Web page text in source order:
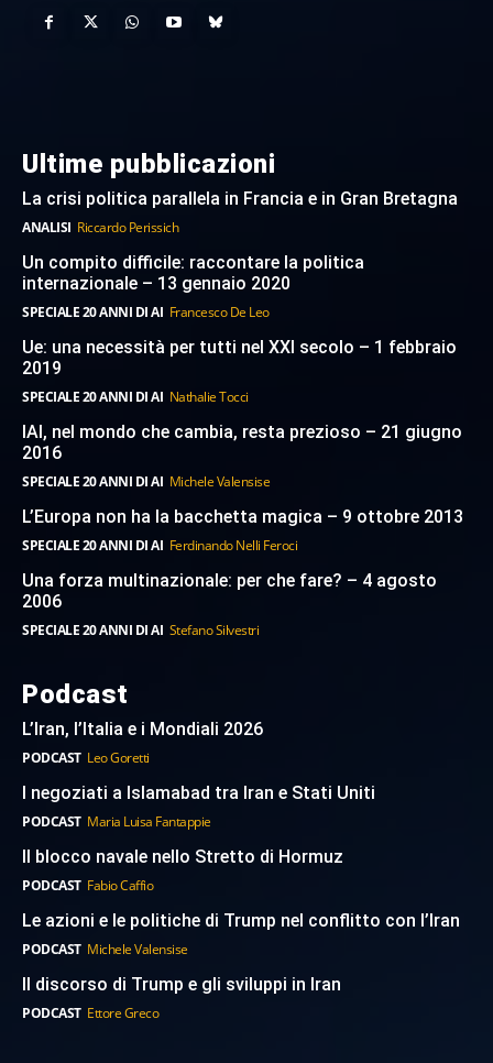
Ultime pubblicazioni
La crisi politica parallela in Francia e in Gran Bretagna
ANALISI Riccardo Perissich
Un compito difficile: raccontare la politica
internazionale – 13 gennaio 2020
SPECIALE 20 ANNI DI AI Francesco De Leo
Ue: una necessità per tutti nel XXI secolo – 1 febbraio
2019
SPECIALE 20 ANNI DI AI Nathalie Tocci
IAI, nel mondo che cambia, resta prezioso – 21 giugno
2016
SPECIALE 20 ANNI DI AI Michele Valensise
L’Europa non ha la bacchetta magica – 9 ottobre 2013
SPECIALE 20 ANNI DI AI Ferdinando Nelli Feroci
Una forza multinazionale: per che fare? – 4 agosto
2006
SPECIALE 20 ANNI DI AI Stefano Silvestri
Podcast
L’Iran, l’Italia e i Mondiali 2026
PODCAST Leo Goretti
I negoziati a Islamabad tra Iran e Stati Uniti
PODCAST Maria Luisa Fantappie
Il blocco navale nello Stretto di Hormuz
PODCAST Fabio Caffio
Le azioni e le politiche di Trump nel conflitto con l’Iran
PODCAST Michele Valensise
Il discorso di Trump e gli sviluppi in Iran
PODCAST Ettore Greco